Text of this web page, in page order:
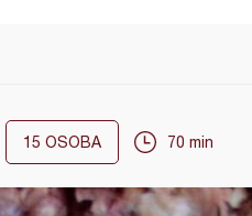
15 OSOBA 70 min